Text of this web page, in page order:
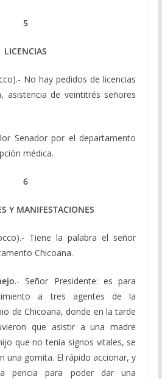
5
LICENCIAS
No hay pedidos de licencias
asistencia de veintitrés señores
Senador por el departamento
médica.
6
Y MANIFESTACIONES
Tiene la palabra el señor
Chicoana.
.- Señor Presidente: es para
a tres agentes de la
de Chicoana, donde en la tarde
que asistir a una madre
que no tenía signos vitales, se
una gomita. El rápido accionar, y
pericia para poder dar una